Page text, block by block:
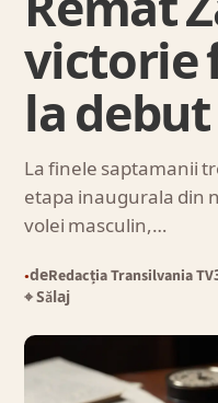
victorie
la debut
La finele saptamanii
etapa inaugurala din
volei masculin,…
●deRedacția Transilvania TV
⌖ Sălaj